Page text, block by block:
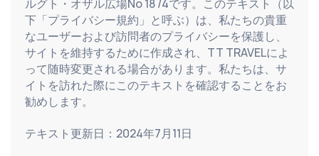
ルグト・オザル広場No 18 /4です。このテキスト（以
下「プライバシー規約」と呼ぶ）は、私たちの貴重
なユーザーおよび訪問者のプライバシーを保護し、
サイトを維持するために作成され、TT TRAVELによ
って随時変更される場合があります。私たちは、サ
イトを訪れた際にこのテキストを確認することをお
勧めします。
テキスト更新日：2024年7月11日